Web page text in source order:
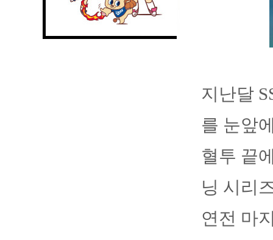
지난달
를 눈앞
혈투 끝
닝 시리
연전 마